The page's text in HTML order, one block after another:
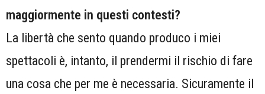
maggiormente in questi contesti?
La libertà che sento quando produco i miei
spettacoli è, intanto, il prendermi il rischio di fare
una cosa che per me è necessaria. Sicuramente il